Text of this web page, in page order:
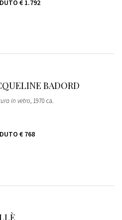
€ 1.792
BADORD
in vetro, 1970 ca.
€ 768